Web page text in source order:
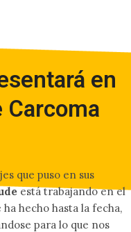
en
Carcoma
que puso en sus
está trabajando en el
hecho hasta la fecha,
para lo que nos